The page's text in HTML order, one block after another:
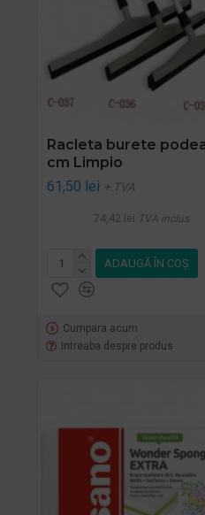
Racleta burete
cm Limpio
61,50 lei + TVA
74,42 lei TVA inclus
ADAUGĂ ÎN COŞ
Cumpara acum
Intreaba despre produs